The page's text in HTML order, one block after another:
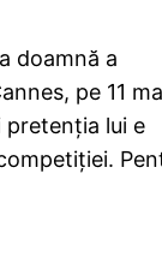
doamnă a
pe 11
pretenţia lui e